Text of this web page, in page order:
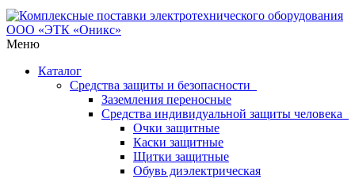
Меню
Каталог
Средства защиты и безопасности
Заземления переносные
Средства индивидуальной защиты человека
Очки защитные
Каски защитные
Щитки защитные
Обувь диэлектрическая